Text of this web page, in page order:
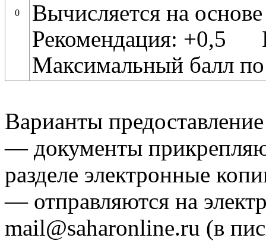
0
Вычисляется на
Рекомендация:
Максимальный балл
Варианты
— документы
разделе электронные
— отправляются на
mail@saharonline.ru (в